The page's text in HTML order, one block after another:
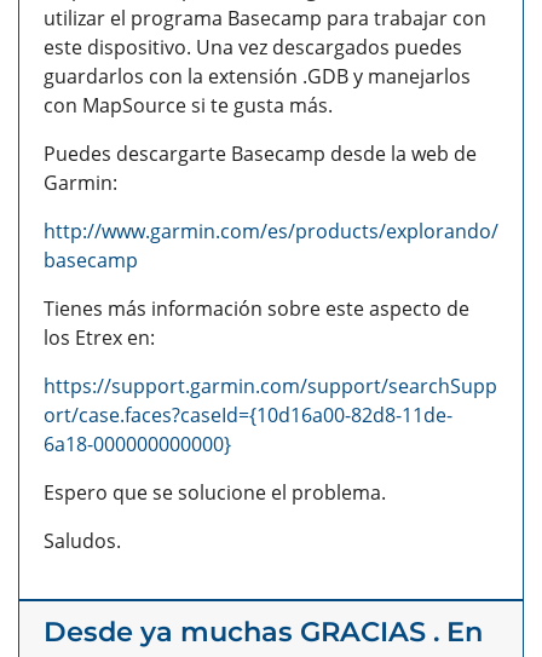
utilizar el programa Basecamp para trabajar con
este dispositivo. Una vez descargados puedes
guardarlos con la extensión .GDB y manejarlos
con MapSource si te gusta más.
Puedes descargarte Basecamp desde la web de
Garmin:
http://www.garmin.com/es/products/explorando/
basecamp
Tienes más información sobre este aspecto de
los Etrex en:
https://support.garmin.com/support/searchSupp
ort/case.faces?caseId={10d16a00-82d8-11de-
6a18-000000000000}
Espero que se solucione el problema.
Saludos.
Desde ya muchas GRACIAS . En